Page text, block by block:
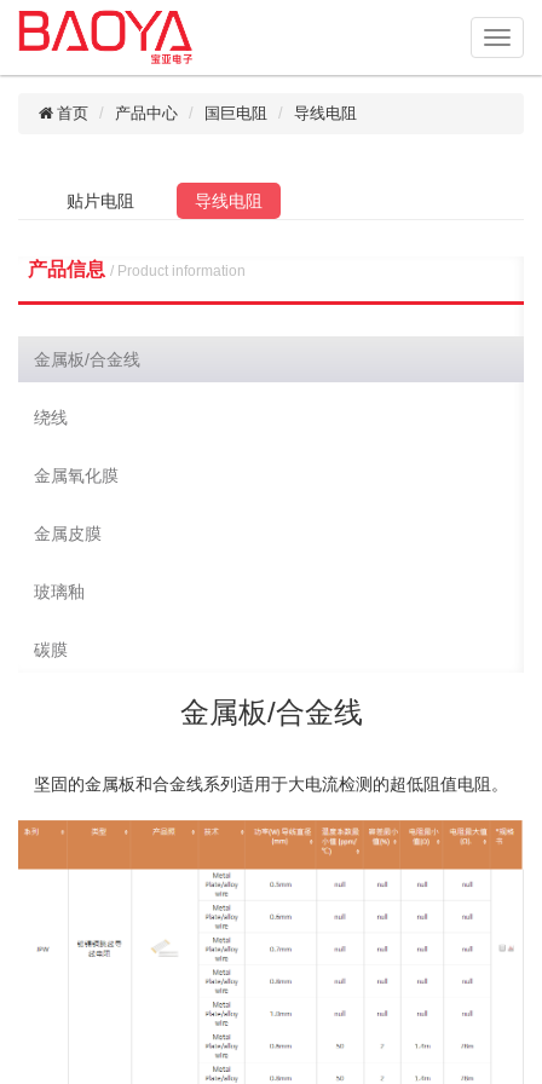
首页 产品中心 国巨电阻 导线电阻
贴片电阻 导线电阻
产品信息 / Product information
金属板/合金线
绕线
金属氧化膜
金属皮膜
玻璃釉
碳膜
金属板/合金线
坚固的金属板和合金线系列适用于大电流检测的超低阻值电阻。